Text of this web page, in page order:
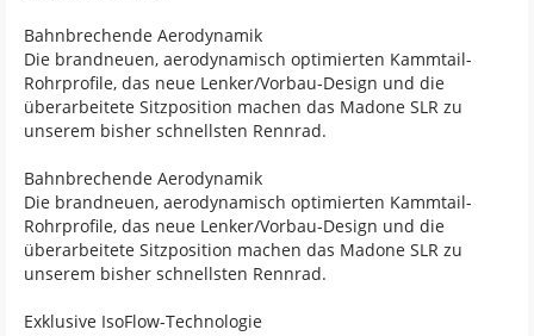
Bahnbrechende Aerodynamik
Die brandneuen, aerodynamisch optimierten Kammtail-
Rohrprofile, das neue Lenker/Vorbau-Design und die
überarbeitete Sitzposition machen das Madone SLR zu
unserem bisher schnellsten Rennrad.
Bahnbrechende Aerodynamik
Die brandneuen, aerodynamisch optimierten Kammtail-
Rohrprofile, das neue Lenker/Vorbau-Design und die
überarbeitete Sitzposition machen das Madone SLR zu
unserem bisher schnellsten Rennrad.
Exklusive IsoFlow-Technologie